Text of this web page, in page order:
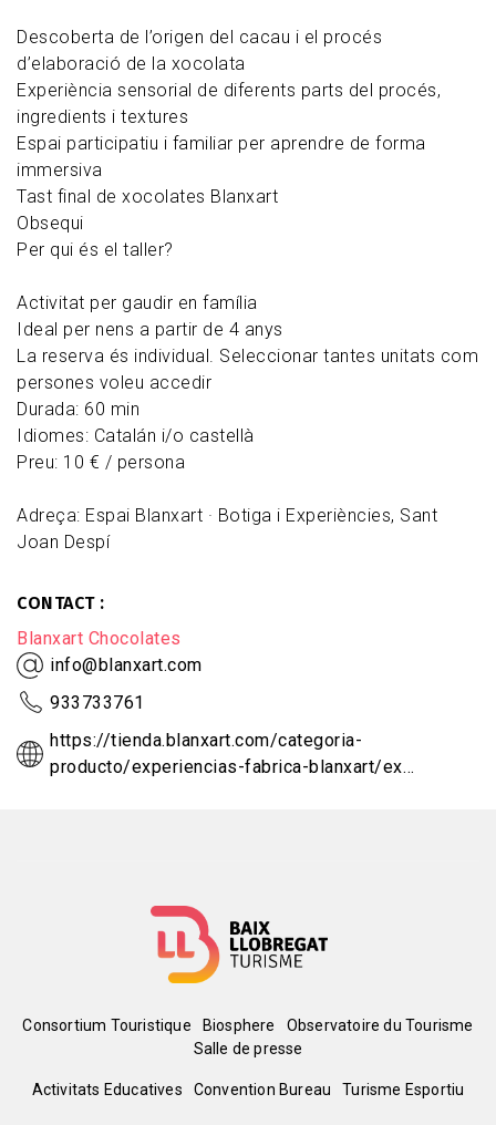
Descoberta de l’origen del cacau i el procés
d’elaboració de la xocolata
Experiència sensorial de diferents parts del procés,
ingredients i textures
Espai participatiu i familiar per aprendre de forma
immersiva
Tast final de xocolates Blanxart
Obsequi
Per qui és el taller?
Activitat per gaudir en família
Ideal per nens a partir de 4 anys
La reserva és individual. Seleccionar tantes unitats com
persones voleu accedir
Durada: 60 min
Idiomes: Catalán i/o castellà
Preu: 10 € / persona
Adreça: Espai Blanxart · Botiga i Experiències, Sant
Joan Despí
CONTACT
Blanxart Chocolates
info@blanxart.com
933733761
https://tienda.blanxart.com/categoria-
producto/experiencias-fabrica-blanxart/ex…
Menú
del
Consortium Touristique Biosphere
Observatoire du Tourisme
Salle de presse
Peu
Activitats Educatives Convention Bureau Turisme Esportiu